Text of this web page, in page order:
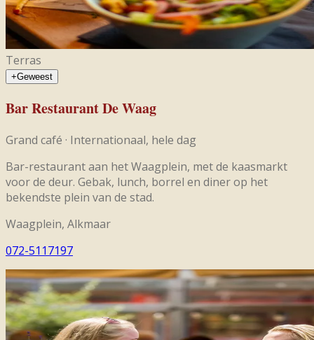
Terras
+Geweest
Bar Restaurant De Waag
Grand café · Internationaal, hele dag
Bar-restaurant aan het Waagplein, met de kaasmarkt
voor de deur. Gebak, lunch, borrel en diner op het
bekendste plein van de stad.
Waagplein, Alkmaar
072-5117197